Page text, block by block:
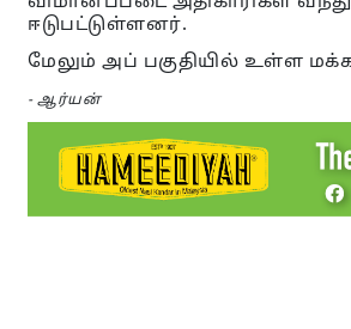
ஈடுபட்டுள்ளனர்.
மேலும் அப் பகுதியில் உள்ள
- ஆர்யன்